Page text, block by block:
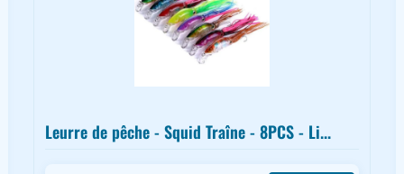
Leurre de pêche - Squid Traîne - 8PCS - Li...